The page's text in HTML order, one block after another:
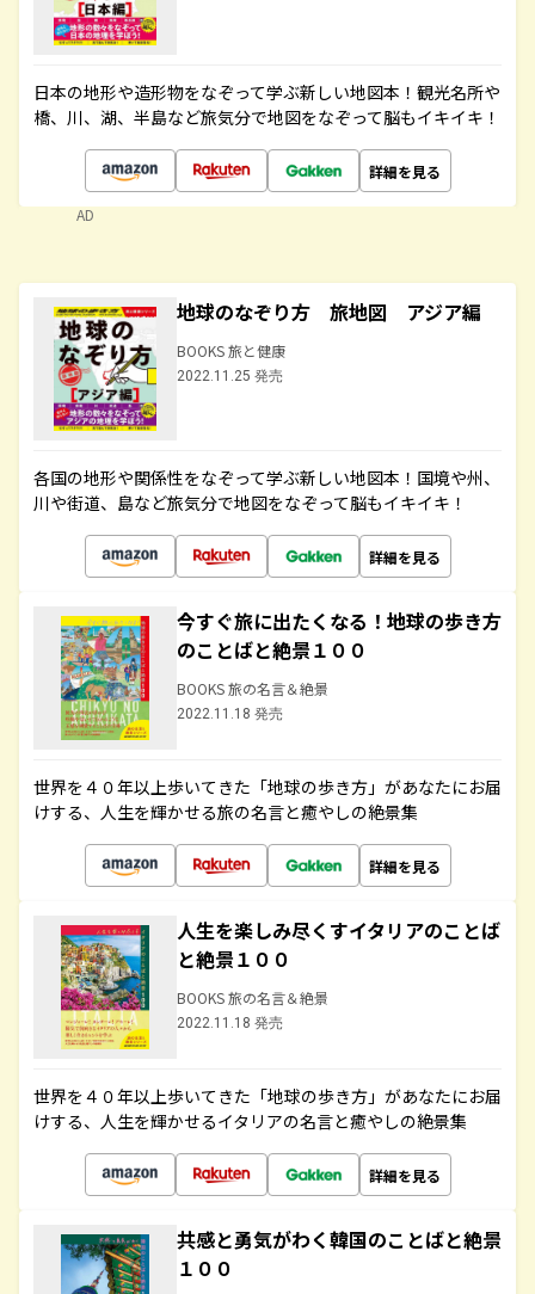
日本の地形や造形物をなぞって学ぶ新しい地図本！観光名所や
橋、川、湖、半島など旅気分で地図をなぞって脳もイキイキ！
詳細を見る
AD
地球のなぞり方 旅地図 アジア編
BOOKS 旅と健康
2022.11.25 発売
各国の地形や関係性をなぞって学ぶ新しい地図本！国境や州、
川や街道、島など旅気分で地図をなぞって脳もイキイキ！
詳細を見る
今すぐ旅に出たくなる！地球の歩き方
のことばと絶景１００
BOOKS 旅の名言＆絶景
2022.11.18 発売
世界を４０年以上歩いてきた「地球の歩き方」があなたにお届
けする、人生を輝かせる旅の名言と癒やしの絶景集
詳細を見る
人生を楽しみ尽くすイタリアのことば
と絶景１００
BOOKS 旅の名言＆絶景
2022.11.18 発売
世界を４０年以上歩いてきた「地球の歩き方」があなたにお届
けする、人生を輝かせるイタリアの名言と癒やしの絶景集
詳細を見る
共感と勇気がわく韓国のことばと絶景
１００